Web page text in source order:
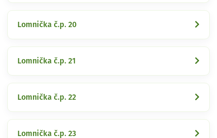
Lomnička č.p. 20
Lomnička č.p. 21
Lomnička č.p. 22
Lomnička č.p. 23